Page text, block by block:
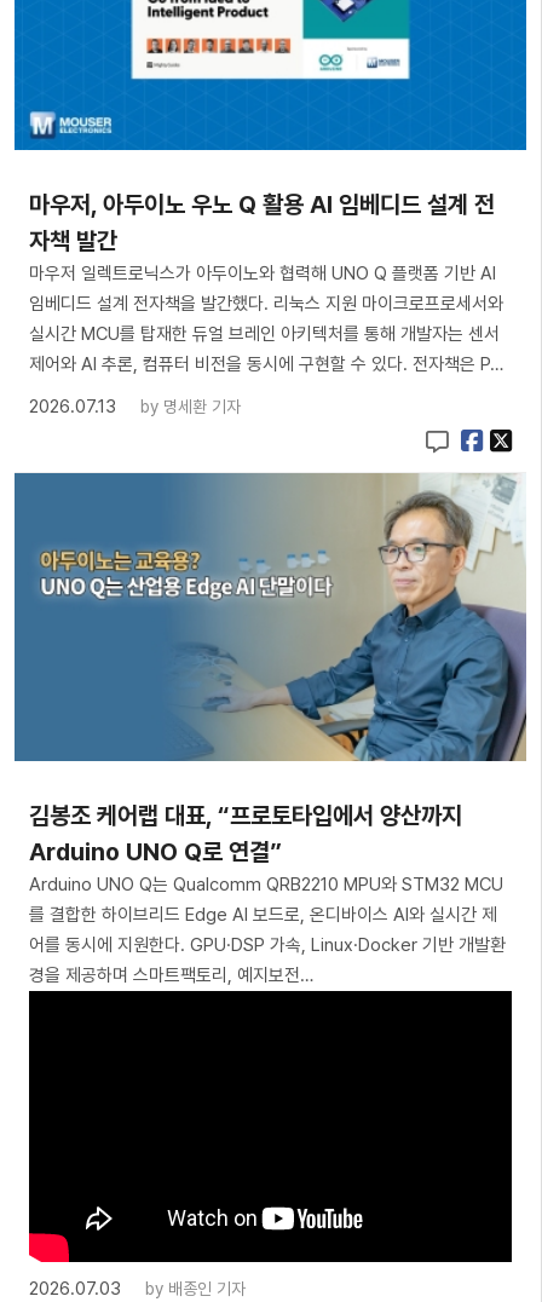
마우저, 아두이노 우노 Q 활용 AI 임베디드 설계 전
자책 발간
마우저 일렉트로닉스가 아두이노와 협력해 UNO Q 플랫폼 기반 AI
임베디드 설계 전자책을 발간했다. 리눅스 지원 마이크로프로세서와
실시간 MCU를 탑재한 듀얼 브레인 아키텍처를 통해 개발자는 센서
제어와 AI 추론, 컴퓨터 비전을 동시에 구현할 수 있다. 전자책은 P…
2026.07.13
by 명세환 기자
김봉조 케어랩 대표, “프로토타입에서 양산까지
Arduino UNO Q로 연결”
Arduino UNO Q는 Qualcomm QRB2210 MPU와 STM32 MCU
를 결합한 하이브리드 Edge AI 보드로, 온디바이스 AI와 실시간 제
어를 동시에 지원한다. GPU·DSP 가속, Linux·Docker 기반 개발환
경을 제공하며 스마트팩토리, 예지보전…
2026.07.03 by 배종인 기자